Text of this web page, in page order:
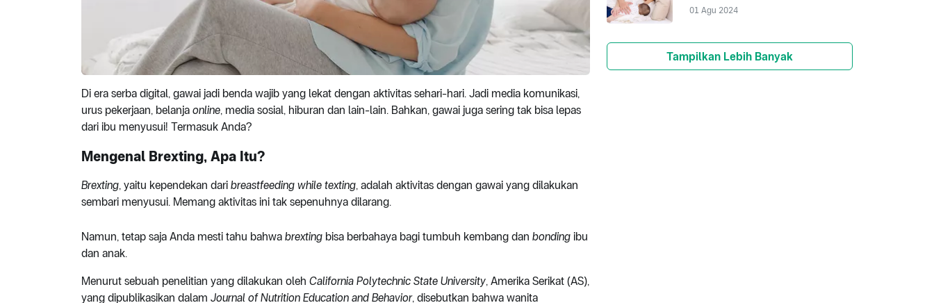
Di era serba digital, gawai jadi benda wajib yang lekat dengan aktivitas sehari-hari. Jadi media komunikasi,
urus pekerjaan, belanja online, media sosial, hiburan dan lain-lain. Bahkan, gawai juga sering tak bisa lepas
dari ibu menyusui! Termasuk Anda?
Mengenal Brexting, Apa Itu?
Brexting, yaitu kependekan dari breastfeeding while texting, adalah aktivitas dengan gawai yang dilakukan
sembari menyusui. Memang aktivitas ini tak sepenuhnya dilarang.
Namun, tetap saja Anda mesti tahu bahwa brexting bisa berbahaya bagi tumbuh kembang dan bonding ibu
dan anak.
Menurut sebuah penelitian yang dilakukan oleh California Polytechnic State University, Amerika Serikat (AS),
yang dipublikasikan dalam Journal of Nutrition Education and Behavior, disebutkan bahwa wanita
01 Agu 2024
Tampilkan Lebih Banyak